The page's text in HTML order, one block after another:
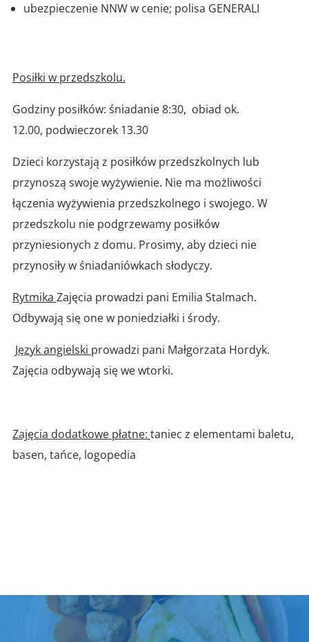
ubezpieczenie NNW w cenie; polisa GENERALI
Posiłki w przedszkolu.
Godziny posiłków: śniadanie 8:30, obiad ok.
12.00, podwieczorek 13.30
Dzieci korzystają z posiłków przedszkolnych lub
przynoszą swoje wyżywienie. Nie ma możliwości
łączenia wyżywienia przedszkolnego i swojego. W
przedszkolu nie podgrzewamy posiłków
przyniesionych z domu. Prosimy, aby dzieci nie
przynosiły w śniadaniówkach słodyczy.
Rytmika Zajęcia prowadzi pani Emilia Stalmach.
Odbywają się one w poniedziałki i środy.
Język angielski prowadzi pani Małgorzata Hordyk.
Zajęcia odbywają się we wtorki.
Zajęcia dodatkowe płatne: taniec z elementami baletu,
basen, tańce, logopedia